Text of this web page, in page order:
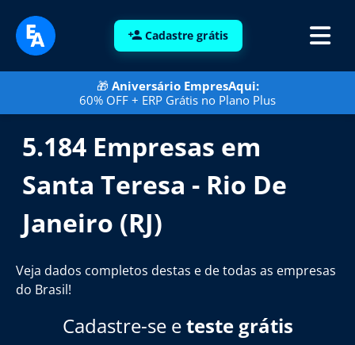
Cadastre grátis
🎁 Aniversário EmpresAqui:
60% OFF + ERP Grátis no Plano Plus
5.184 Empresas em
Santa Teresa - Rio De
Janeiro (RJ)
Veja dados completos destas e de todas as empresas
do Brasil!
Cadastre-se eteste grátis